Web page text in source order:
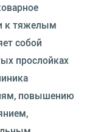
к тяжелым
собой
прослойках
повышению